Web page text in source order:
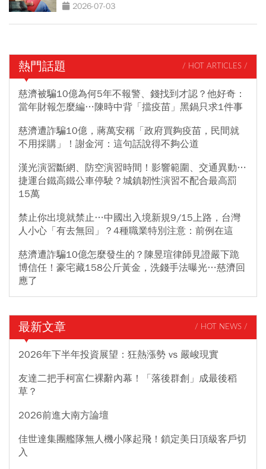
包 2026-07-03
熱門話題 / HOT ARTICLES /
慈濟被騙10億為何5年不報警、錢找到才認？他好奇：
當年財報怎麼編…陳時中背「擋疫苗」黑鍋只求1件事
慈濟遭詐騙10億，蔣萬安稱「政府買夠疫苗，民間就
不用採購」！謝金河：這句話說得不夠公道
漢光演習斷網、防空演習時間！影響範圍、交通異動…
捷運台鐵高鐵公車停駛？城鎮韌性演習不配合最高罰
15萬
禁止你出境就禁止…中國出入境新規9/15上路，台灣
人小心「有去無回」？4種職業特別注意：前例在這
慈濟遭詐騙10億怎麼發生的？陳昱瑄律師見證嚴下跪
博信任！豪宅藏158公斤黃金，洗錢手法曝光…慈濟回
應了
最新文章 / HOT NEWS /
2026年下半年投資展望：狂熱漲勢 vs 嚴峻現實
友達二把手柯富仁裸辭內幕！「落後群創」成最後稻
草？
2026前進大南方論壇
佳世達集團艦隊無人機小隊起飛！鎖定美日頂級客戶切
入